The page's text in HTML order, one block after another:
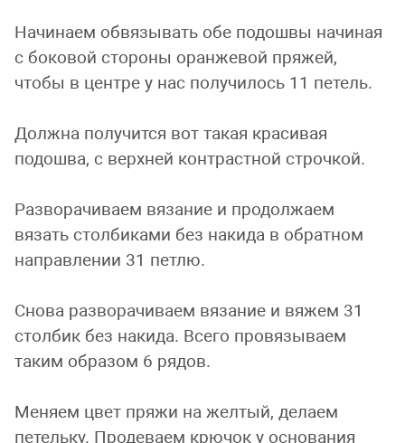
Начинаем обвязывать обе подошвы начиная
с боковой стороны оранжевой пряжей,
чтобы в центре у нас получилось 11 петель.
Должна получится вот такая красивая
подошва, с верхней контрастной строчкой.
Разворачиваем вязание и продолжаем
вязать столбиками без накида в обратном
направлении 31 петлю.
Снова разворачиваем вязание и вяжем 31
столбик без накида. Всего провязываем
таким образом 6 рядов.
Меняем цвет пряжи на желтый, делаем
петельку. Продеваем крючок у основания